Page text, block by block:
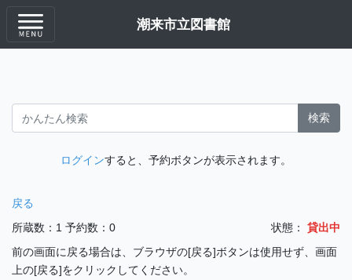
潮来市立図書館
検索
ログインすると、予約ボタンが表示されます。
戻る
所蔵数：1 予約数：0 状態：
貸出中
前の画面に戻る場合は、ブラウザの[戻る]ボタンは使用せず、画面
上の[戻る]をクリックしてください。